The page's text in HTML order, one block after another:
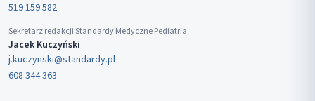
519 159 582
Sekretarz redakcji Standardy Medyczne Pediatria
Jacek Kuczyński
j.kuczynski@standardy.pl
608 344 363